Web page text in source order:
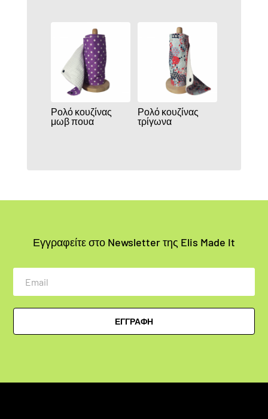
Ρολό κουζίνας
μωβ πουα
Ρολό κουζίνας
τρίγωνα
Εγγραφείτε στο Newsletter της Elis Made It
Email
ΕΓΓΡΑΦΗ